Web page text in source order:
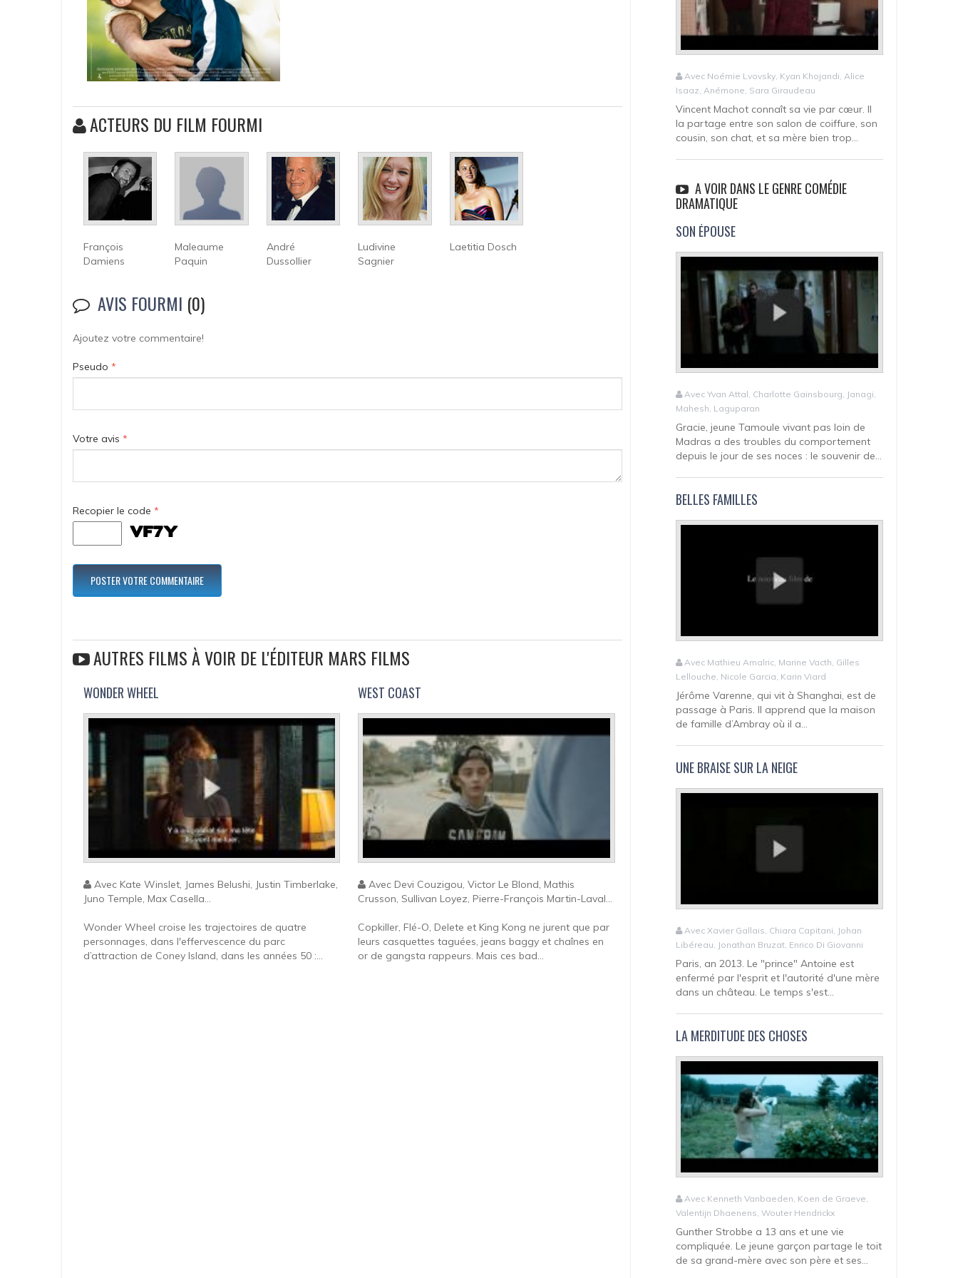
ACTEURS DU FILM FOURMI
François
Damiens
Maleaume
Paquin
André
Dussollier
Ludivine
Sagnier
Laetitia Dosch
AVIS FOURMI (0)
Ajoutez votre commentaire!
Pseudo *
Votre avis *
Recopier le code *
AUTRES FILMS À VOIR DE L'ÉDITEUR MARS FILMS
WONDER WHEEL
Avec Kate Winslet, James Belushi, Justin Timberlake,
Juno Temple, Max Casella...
Wonder Wheel croise les trajectoires de quatre
personnages, dans l'effervescence du parc
d’attraction de Coney Island, dans les années 50 :...
WEST COAST
Avec Devi Couzigou, Victor Le Blond, Mathis
Crusson, Sullivan Loyez, Pierre-François Martin-Laval...
Copkiller, Flé-O, Delete et King Kong ne jurent que par
leurs casquettes taguées, jeans baggy et chaînes en
or de gangsta rappeurs. Mais ces bad...
Avec Noémie Lvovsky, Kyan Khojandi, Alice
Isaaz, Anémone, Sara Giraudeau
Vincent Machot connaît sa vie par cœur. Il
la partage entre son salon de coiffure, son
cousin, son chat, et sa mère bien trop...
A VOIR DANS LE GENRE COMÉDIE
DRAMATIQUE
SON ÉPOUSE
Avec Yvan Attal, Charlotte Gainsbourg, Janagi,
Mahesh, Laguparan
Gracie, jeune Tamoule vivant pas loin de
Madras a des troubles du comportement
depuis le jour de ses noces : le souvenir de...
BELLES FAMILLES
Avec Mathieu Amalric, Marine Vacth, Gilles
Lellouche, Nicole Garcia, Karin Viard
Jérôme Varenne, qui vit à Shanghai, est de
passage à Paris. Il apprend que la maison
de famille d’Ambray où il a...
UNE BRAISE SUR LA NEIGE
Avec Xavier Gallais, Chiara Capitani, Johan
Libéreau, Jonathan Bruzat, Enrico Di Giovanni
Paris, an 2013. Le "prince" Antoine est
enfermé par l'esprit et l'autorité d'une mère
dans un château. Le temps s'est...
LA MERDITUDE DES CHOSES
Avec Kenneth Vanbaeden, Koen de Graeve,
Valentijn Dhaenens, Wouter Hendrickx
Gunther Strobbe a 13 ans et une vie
compliquée. Le jeune garçon partage le toit
de sa grand-mère avec son père et ses...